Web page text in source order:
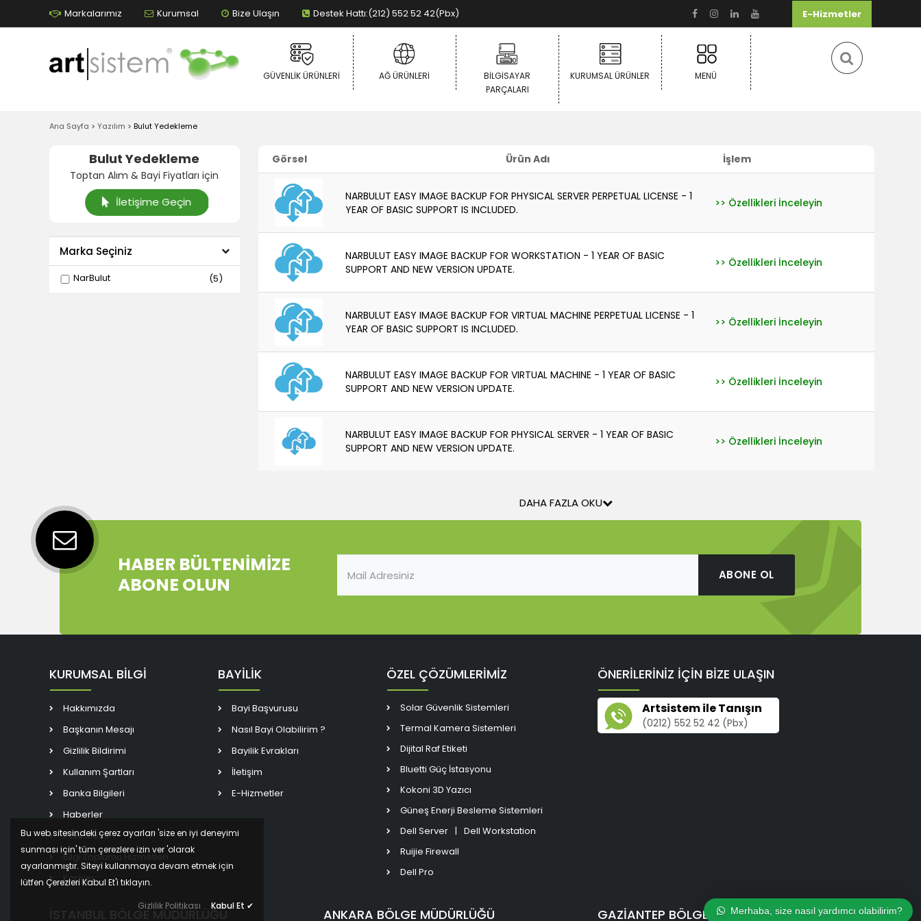
Markalarımız Kurumsal Bize Ulaşın Destek Hattı:(212) 552 52 42(Pbx) E-Hizmetler
GÜVENLIK ÜRÜNLERI AĞ ÜRÜNLERI
BILGISAYAR
PARÇALARI
KURUMSAL ÜRÜNLER MENÜ
Ana Sayfa > Yazılım > Bulut Yedekleme
Bulut Yedekleme
Toptan Alım & Bayi Fiyatları için
İletişime Geçin
Marka Seçiniz
NarBulut (5)
Görsel Ürün Adı İşlem
NARBULUT EASY IMAGE BACKUP FOR PHYSICAL SERVER PERPETUAL LICENSE - 1
YEAR OF BASIC SUPPORT IS INCLUDED.
>> Özellikleri İnceleyin
NARBULUT EASY IMAGE BACKUP FOR WORKSTATION - 1 YEAR OF BASIC
SUPPORT AND NEW VERSION UPDATE.
>> Özellikleri İnceleyin
NARBULUT EASY IMAGE BACKUP FOR VIRTUAL MACHINE PERPETUAL LICENSE - 1
YEAR OF BASIC SUPPORT IS INCLUDED.
>> Özellikleri İnceleyin
NARBULUT EASY IMAGE BACKUP FOR VIRTUAL MACHINE - 1 YEAR OF BASIC
SUPPORT AND NEW VERSION UPDATE.
>> Özellikleri İnceleyin
NARBULUT EASY IMAGE BACKUP FOR PHYSICAL SERVER - 1 YEAR OF BASIC
SUPPORT AND NEW VERSION UPDATE.
>> Özellikleri İnceleyin
DAHA FAZLA OKU
HABER BÜLTENİMİZE
ABONE OLUN
ABONE OL
Merhaba, size nasıl yardımcı olabilirim?
KURUMSAL BİLGİ
Hakkımızda
Başkanın Mesajı
Gizlilik Bildirimi
Kullanım Şartları
Banka Bilgileri
Haberler
Kvkk Metni
Bilgi Toplumu Hizmetleri
Kariyer
BAYİLİK
Bayi Başvurusu
Nasıl Bayi Olabilirim ?
Bayilik Evrakları
İletişim
E-Hizmetler
ÖZEL ÇÖZÜMLERİMİZ
Solar Güvenlik Sistemleri
Termal Kamera Sistemleri
Dijital Raf Etiketi
Bluetti Güç İstasyonu
Kokoni 3D Yazıcı
Güneş Enerji Besleme Sistemleri
Dell Server | Dell Workstation
Ruijie Firewall
Dell Pro
ÖNERİLERİNİZ İÇİN BİZE ULAŞIN
Artsistem ile Tanışın
(0212) 552 52 42 (Pbx)
İSTANBUL BÖLGE MÜDÜRLÜĞÜ ANKARA BÖLGE MÜDÜRLÜĞÜ GAZIANTEP BÖLGE MÜDÜRLÜĞÜ
Bu web sitesindeki çerez ayarları 'size en iyi deneyimi
sunması için' tüm çerezlere izin ver 'olarak
ayarlanmıştır. Siteyi kullanmaya devam etmek için
lütfen Çerezleri Kabul Et'i tıklayın.
Gizlilik Politikası
Kabul Et ✔